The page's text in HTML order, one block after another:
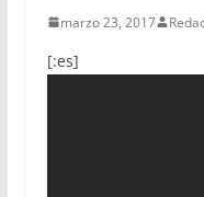
marzo 23, 2017
[:es]